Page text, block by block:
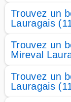
Trouvez un
Lauragais
Trouvez un
Mireval
Trouvez un
Lauragais